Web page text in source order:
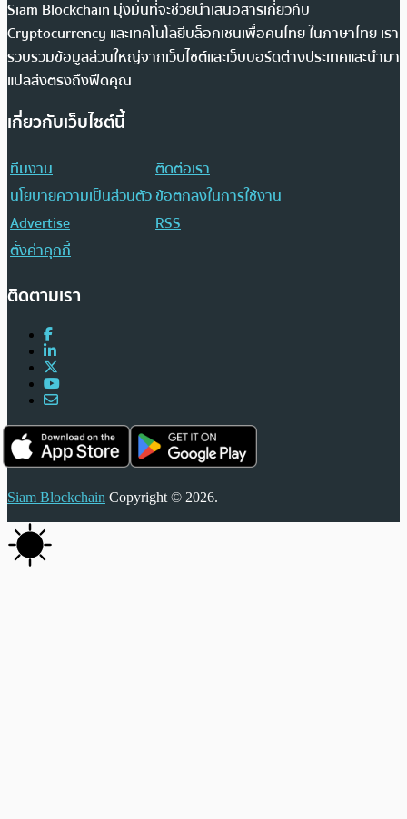
Siam Blockchain มุ่งมั่นที่จะช่วยนำเสนอสารเกี่ยวกับ
Cryptocurrency และเทคโนโลยีบล็อกเชนเพื่อคนไทย ในภาษาไทย เรา
รวบรวมข้อมูลส่วนใหญ่จากเว็บไซต์และเว็บบอร์ดต่างประเทศและนำมา
แปลส่งตรงถึงฟีดคุณ
เกี่ยวกับเว็บไซต์นี้
ทีมงาน
ติดต่อเรา
นโยบายความเป็นส่วนตัวข้อตกลงในการใช้งาน
Advertise
RSS
ตั้งค่าคุกกี้
ติดตามเรา
Siam Blockchain Copyright © 2026.